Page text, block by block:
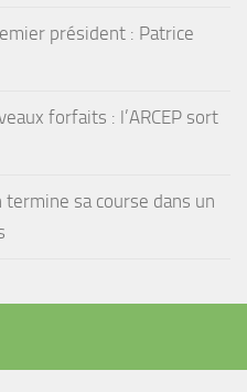
président : Patrice
forfaits : l’ARCEP sort
termine sa course dans un